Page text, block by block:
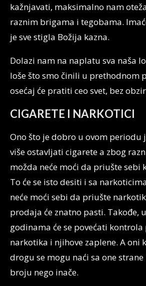
kažnjavati, maksimalno nam
raznim brigama i tegobama.
je sve stigla Božija kazna.
Dolazi nam na naplatu sva naša
loše što smo činili u prethodnom
osećaj će pratiti ceo svet, bez
CIGARETE I NARKOTICI
Ono što je dobro u ovom periodu
više ostavljati cigarete a zbog
možda neće moći da priušte sebi
To će se isto desiti i sa
neće moći sebi da priušte
prodaja će znatno pasti. Takođe,
godinama će se povećati
narkotika i njihove zaplene. A oni
drogu se mogu naći sa one
broju nego inače.